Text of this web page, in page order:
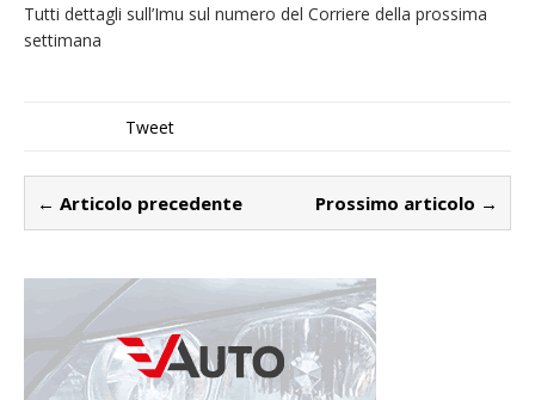
Tutti dettagli sull’Imu sul numero del Corriere della prossima
settimana
Tweet
← Articolo precedente Prossimo articolo →